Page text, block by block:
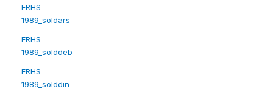
ERHS
1989_soldars
ERHS
1989_solddeb
ERHS
1989_solddin